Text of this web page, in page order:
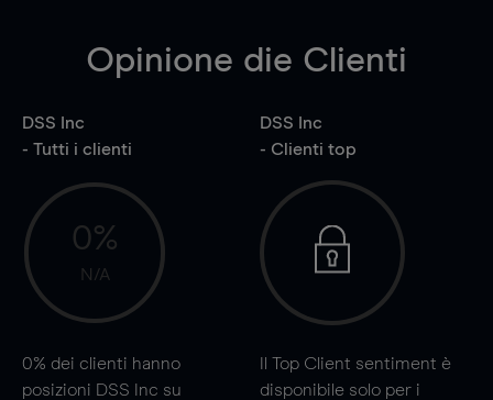
Opinione die Clienti
DSS Inc
- Tutti i clienti
0%
N/A
0% dei clienti hanno
posizioni DSS Inc su
DSS Inc
- Clienti top
Il Top Client sentiment è
disponibile solo per i